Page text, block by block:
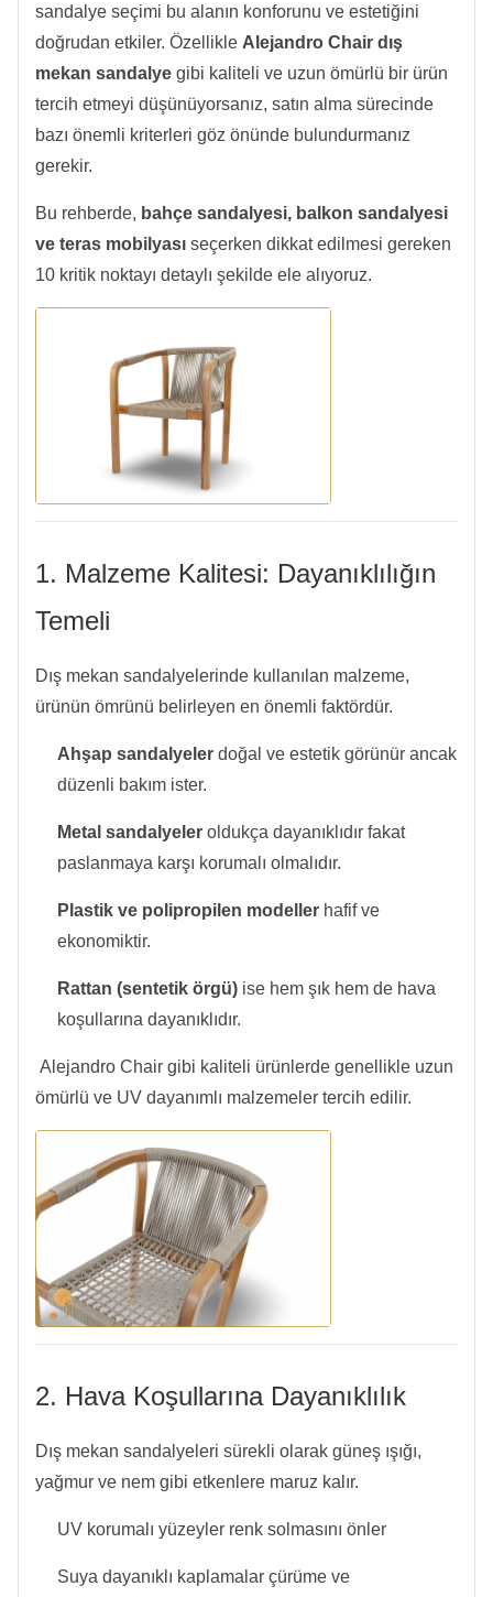
sandalye seçimi bu alanın konforunu ve estetiğini
doğrudan etkiler. Özellikle Alejandro Chair dış
mekan sandalye gibi kaliteli ve uzun ömürlü bir ürün
tercih etmeyi düşünüyorsanız, satın alma sürecinde
bazı önemli kriterleri göz önünde bulundurmanız
gerekir.
Bu rehberde, bahçe sandalyesi, balkon sandalyesi
ve teras mobilyası seçerken dikkat edilmesi gereken
10 kritik noktayı detaylı şekilde ele alıyoruz.
1. Malzeme Kalitesi: Dayanıklılığın
Temeli
Dış mekan sandalyelerinde kullanılan malzeme,
ürünün ömrünü belirleyen en önemli faktördür.
Ahşap sandalyeler doğal ve estetik görünür ancak
düzenli bakım ister.
Metal sandalyeler oldukça dayanıklıdır fakat
paslanmaya karşı korumalı olmalıdır.
Plastik ve polipropilen modeller hafif ve
ekonomiktir.
Rattan (sentetik örgü) ise hem şık hem de hava
koşullarına dayanıklıdır.
Alejandro Chair gibi kaliteli ürünlerde genellikle uzun
ömürlü ve UV dayanımlı malzemeler tercih edilir.
2. Hava Koşullarına Dayanıklılık
Dış mekan sandalyeleri sürekli olarak güneş ışığı,
yağmur ve nem gibi etkenlere maruz kalır.
UV korumalı yüzeyler renk solmasını önler
Suya dayanıklı kaplamalar çürüme ve